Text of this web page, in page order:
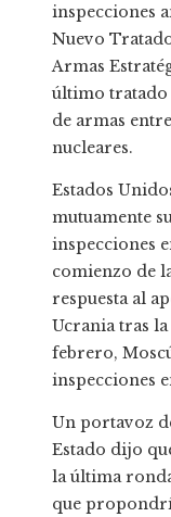
inspecciones
Nuevo
Armas
último
de armas
nucleares.
Estados
mutuamente
inspecciones
comienzo de
respuesta al
Ucrania tras
febrero,
inspecciones
Un portavoz
Estado dijo
la última
que